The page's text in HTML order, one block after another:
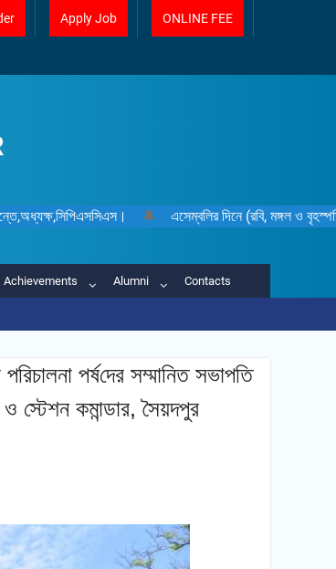
Apply Job ONLINE FEE
🔔 এসেম্বলির দিনে (রবি, মঙ্গল ও
Achievements Alumni Contacts
পর্ষ‌দের সম্মানিত সভাপ‌তি
স্টেশন কমান্ডার, সৈয়দপুর